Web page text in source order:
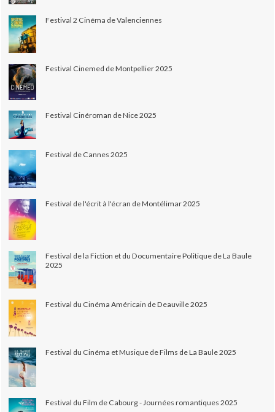
Festival 2 Cinéma de Valenciennes
Festival Cinemed de Montpellier 2025
Festival Cinéroman de Nice 2025
Festival de Cannes 2025
Festival de l'écrit à l'écran de Montélimar 2025
Festival de la Fiction et du Documentaire Politique de La Baule
2025
Festival du Cinéma Américain de Deauville 2025
Festival du Cinéma et Musique de Films de La Baule 2025
Festival du Film de Cabourg - Journées romantiques 2025